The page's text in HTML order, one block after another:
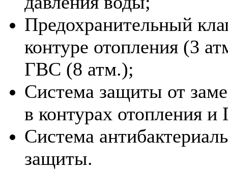
Предохранительный
контуре отопления (3
ГВС (8 атм.);
Система защиты от
в контурах отопления
Система
защиты.